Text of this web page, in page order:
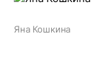
Яна Кошкина